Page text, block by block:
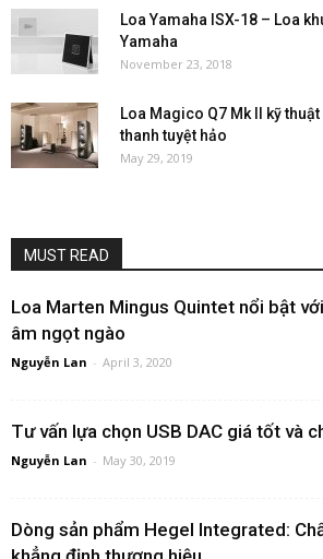
Loa Yamaha ISX-18 – Loa
Yamaha
November 23, 2018
Loa Magico Q7 Mk II kỹ
thanh tuyệt hảo
May 29, 2019
MUST READ
Loa Marten Mingus Quintet nổi bật
âm ngọt ngào
Nguyễn Lan - April 3, 2020
Tư vấn lựa chọn USB DAC giá tốt và
Nguyễn Lan - May 30, 2019
Dòng sản phẩm Hegel Integrated: